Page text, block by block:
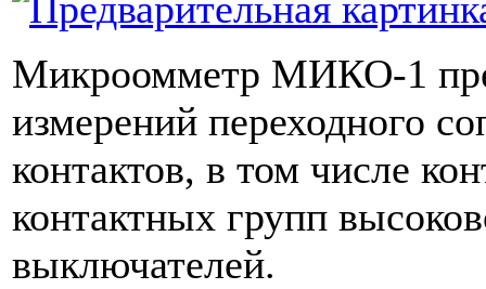
Микроомметр МИКО-1
измерений переходного
контактов, в том числе
контактных групп
выключателей.